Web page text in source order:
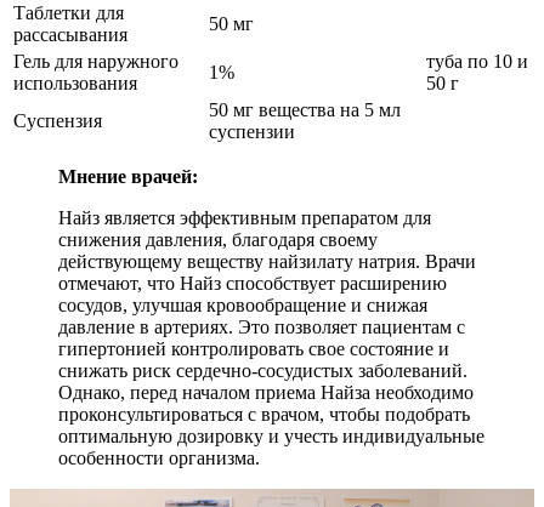
Таблетки для
рассасывания
50 мг
Гель для наружного
использования
1%
туба по 10 и
50 г
Суспензия
50 мг вещества на 5 мл
суспензии
Мнение врачей:
Найз является эффективным препаратом для
снижения давления, благодаря своему
действующему веществу найзилату натрия. Врачи
отмечают, что Найз способствует расширению
сосудов, улучшая кровообращение и снижая
давление в артериях. Это позволяет пациентам с
гипертонией контролировать свое состояние и
снижать риск сердечно-сосудистых заболеваний.
Однако, перед началом приема Найза необходимо
проконсультироваться с врачом, чтобы подобрать
оптимальную дозировку и учесть индивидуальные
особенности организма.